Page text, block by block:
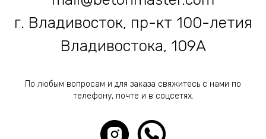
г. Владивосток, пр-кт 100-летия
Владивостока, 109А
По любым вопросам и для заказа свяжитесь с нами по
телефону, почте и в соцсетях.